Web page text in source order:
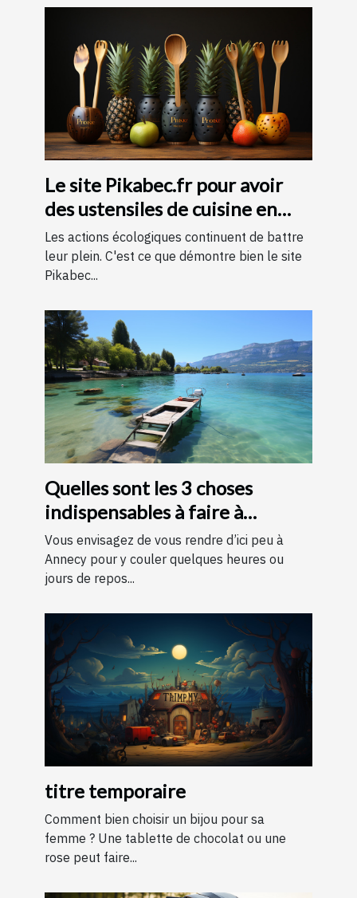
Le site Pikabec.fr pour avoir
des ustensiles de cuisine en
bois
Les actions écologiques continuent de battre
leur plein. C'est ce que démontre bien le site
Pikabec...
Quelles sont les 3 choses
indispensables à faire à
Annecy ?
Vous envisagez de vous rendre d’ici peu à
Annecy pour y couler quelques heures ou
jours de repos...
titre temporaire
Comment bien choisir un bijou pour sa
femme ? Une tablette de chocolat ou une
rose peut faire...